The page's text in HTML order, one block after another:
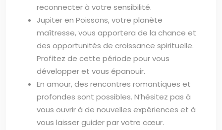
reconnecter à votre sensibilité.
Jupiter en Poissons, votre planète
maîtresse, vous apportera de la chance et
des opportunités de croissance spirituelle.
Profitez de cette période pour vous
développer et vous épanouir.
En amour, des rencontres romantiques et
profondes sont possibles. N’hésitez pas à
vous ouvrir à de nouvelles expériences et à
vous laisser guider par votre cœur.